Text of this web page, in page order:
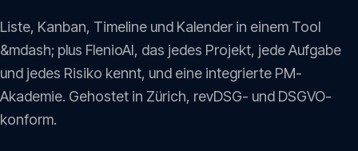
Portfolio
Insights 05
Liste, Kanban, Timeline und Kalender in einem Tool
&mdash; plus FlenioAI, das jedes Projekt, jede Aufgabe
und jedes Risiko kennt, und eine integrierte PM-
Akademie. Gehostet in Zürich, revDSG- und DSGVO-
konform.